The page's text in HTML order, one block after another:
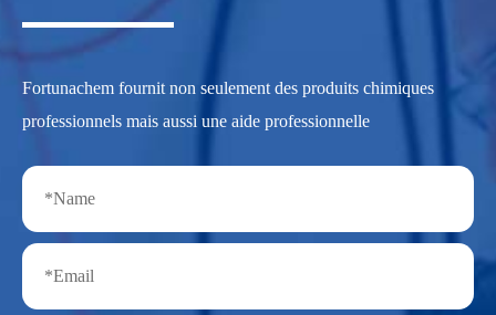
Fortunachem fournit non seulement des produits chimiques
professionnels mais aussi une aide professionnelle